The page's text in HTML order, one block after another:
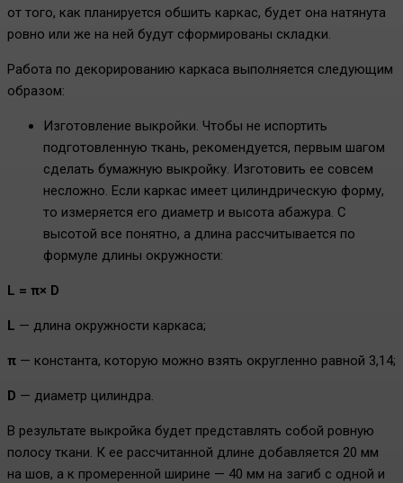
от того, как планируется обшить каркас, будет она натянута
ровно или же на ней будут сформированы складки.
Работа по декорированию каркаса выполняется следующим
образом:
Изготовление выкройки. Чтобы не испортить
подготовленную ткань, рекомендуется, первым шагом
сделать бумажную выкройку. Изготовить ее совсем
несложно. Если каркас имеет цилиндрическую форму,
то измеряется его диаметр и высота абажура. С
высотой все понятно, а длина рассчитывается по
формуле длины окружности:
L = π× D
L — длина окружности каркаса;
π — константа, которую можно взять округленно равной 3,14;
D — диаметр цилиндра.
В результате выкройка будет представлять собой ровную
полосу ткани. К ее рассчитанной длине добавляется 20 мм
на шов, а к промеренной ширине — 40 мм на загиб с одной и